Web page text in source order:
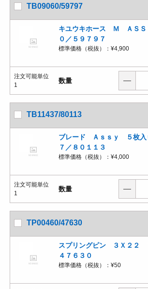
TB09060/59797
キユウキホース Ｍ ＡＳＳ
０／５９７９７
標準価格（税抜）： ¥4,900
注文可能単位
1
数量
TB11437/80113
ブレード Ａｓｓｙ ５枚入
７／８０１１３
標準価格（税抜）： ¥4,000
注文可能単位
1
数量
TP00460/47630
スプリングピン ３Ｘ２２
４７６３０
標準価格（税抜）： ¥50